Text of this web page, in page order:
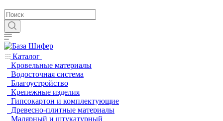
Каталог
Кровельные материалы
Водосточная система
Благоустройство
Крепежные изделия
Гипсокартон и комплектующие
Древесно-плитные материалы
Малярный и штукатурный